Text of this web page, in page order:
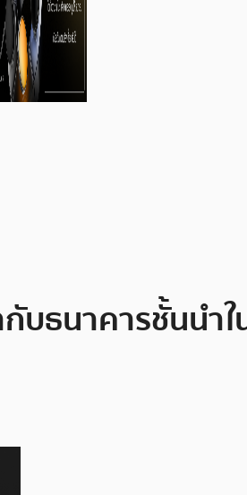
กับธนาคารชั้นนำ